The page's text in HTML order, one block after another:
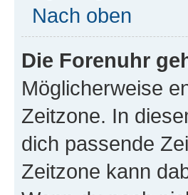
Nach oben
Die Forenuhr
Möglicherweise
Zeitzone. In
dich passende
Zeitzone kann